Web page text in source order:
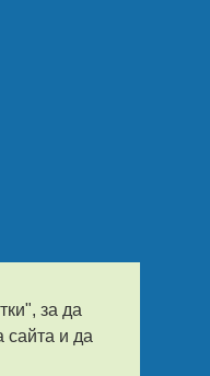
за да
сайта и да